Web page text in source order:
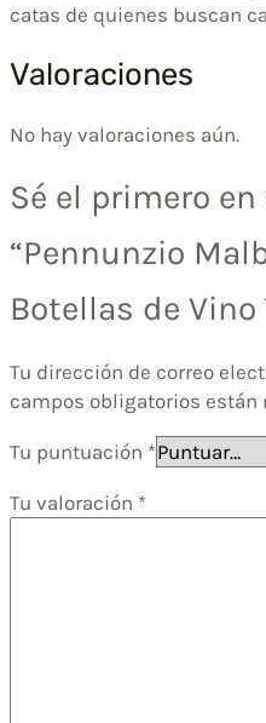
catas de quienes buscan
Valoraciones
No hay valoraciones aún.
Sé el primero
“Pennunzio
Botellas de
Tu dirección de correo
campos obligatorios están
Tu puntuación *
Tu valoración *